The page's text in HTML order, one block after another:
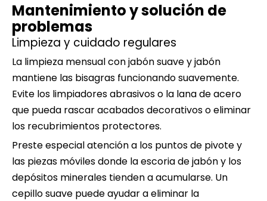
Mantenimiento y solución de
problemas
Limpieza y cuidado regulares
La limpieza mensual con jabón suave y jabón
mantiene las bisagras funcionando suavemente.
Evite los limpiadores abrasivos o la lana de acero
que pueda rascar acabados decorativos o eliminar
los recubrimientos protectores.
Preste especial atención a los puntos de pivote y
las piezas móviles donde la escoria de jabón y los
depósitos minerales tienden a acumularse. Un
cepillo suave puede ayudar a eliminar la